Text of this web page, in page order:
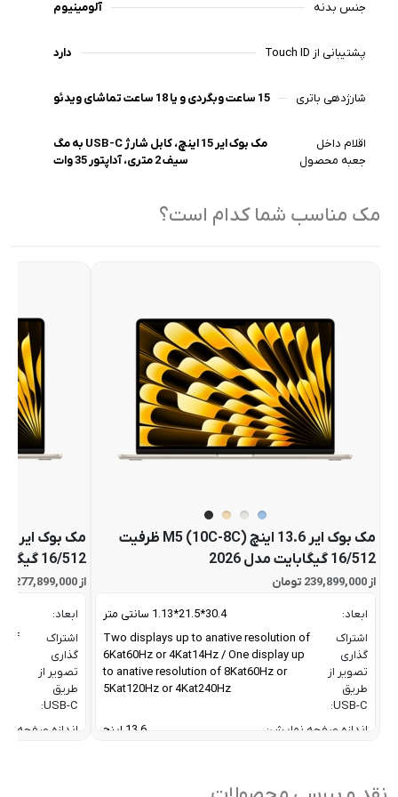
جنس بدنه آلومینیوم
پشتیبانی از Touch ID دارد
شارژدهی باتری 15 ساعت وبگردی و یا 18 ساعت تماشای ویدئو
اقلام داخل
جعبه محصول
مک بوک ایر 15 اینچ، کابل شارژ USB-C به مگ
سیف 2 متری، آداپتور 35 وات
مک مناسب شما کدام است؟
مک بوک ایر 13.6 اینچ M5 (10C-8C) ظرفیت
16/512 گیگابایت مدل 2026
از 239,899,000 تومان
ابعاد:
30.4*21.5*1.13 سانتی متر
اشتراک
گذاری
تصویر از
طریق
USB-C:
Two displays up to anative resolution of
6Kat60Hz or 4Kat14Hz / One display up
to anative resolution of 8Kat60Hz or
5Kat120Hz or 4Kat240Hz
اندازه صفحه نمایش:
13.6 اینچ
16/512 گیگابایت مدل 2026
از 277,899,000 تومان
ابعاد:
اشتراک
گذاری
تصویر از
طریق
USB-C:
of
اندازه صفحه